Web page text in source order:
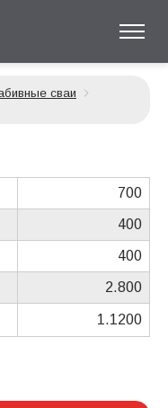
сваи
700
400
400
2.800
1.1200